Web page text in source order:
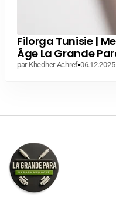
Filorga Tunisie |
Âge La Grande
par Khedher Achref 06.12.2025